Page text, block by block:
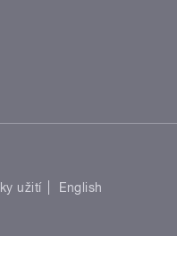
užití
English